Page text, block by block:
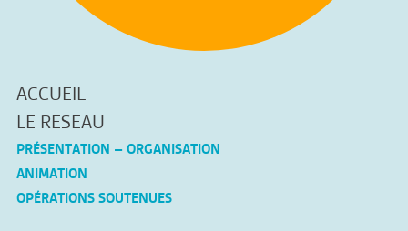
ACCUEIL
LE RESEAU
PRÉSENTATION – ORGANISATION
ANIMATION
OPÉRATIONS SOUTENUES